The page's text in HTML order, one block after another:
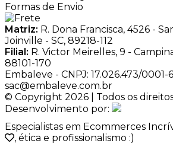
Formas de Envio
Matriz: R. Dona Francisca, 4526 -
Joinville - SC, 89218-112
Filial: R. Victor Meirelles, 9 -
88101-170
Embaleve - CNPJ: 17.026.473/0001-
sac@embaleve.com.br
© Copyright 2026 | Todos os
Desenvolvimento por:
Especialistas em Ecommerces
, ética e profissionalismo :)